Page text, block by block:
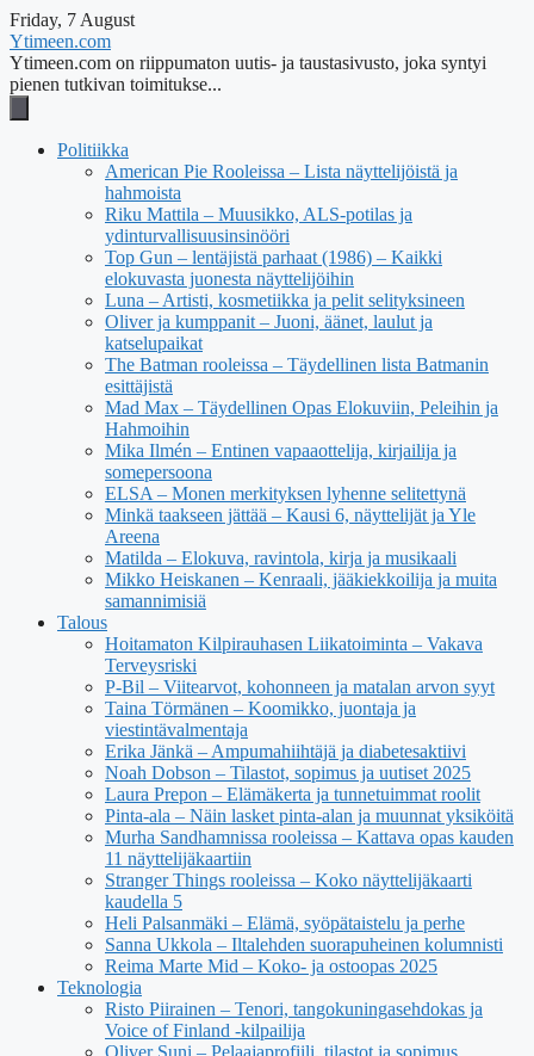
Friday, 7 August
Ytimeen.com
Ytimeen.com on riippumaton uutis- ja taustasivusto, joka syntyi
pienen tutkivan toimitukse...
Politiikka
American Pie Rooleissa – Lista näyttelijöistä ja
hahmoista
Riku Mattila – Muusikko, ALS-potilas ja
ydinturvallisuusinsinööri
Top Gun – lentäjistä parhaat (1986) – Kaikki
elokuvasta juonesta näyttelijöihin
Luna – Artisti, kosmetiikka ja pelit selityksineen
Oliver ja kumppanit – Juoni, äänet, laulut ja
katselupaikat
The Batman rooleissa – Täydellinen lista Batmanin
esittäjistä
Mad Max – Täydellinen Opas Elokuviin, Peleihin ja
Hahmoihin
Mika Ilmén – Entinen vapaaottelija, kirjailija ja
somepersoona
ELSA – Monen merkityksen lyhenne selitettynä
Minkä taakseen jättää – Kausi 6, näyttelijät ja Yle
Areena
Matilda – Elokuva, ravintola, kirja ja musikaali
Mikko Heiskanen – Kenraali, jääkiekkoilija ja muita
samannimisiä
Talous
Hoitamaton Kilpirauhasen Liikatoiminta – Vakava
Terveysriski
P-Bil – Viitearvot, kohonneen ja matalan arvon syyt
Taina Törmänen – Koomikko, juontaja ja
viestintävalmentaja
Erika Jänkä – Ampumahiihtäjä ja diabetesaktiivi
Noah Dobson – Tilastot, sopimus ja uutiset 2025
Laura Prepon – Elämäkerta ja tunnetuimmat roolit
Pinta-ala – Näin lasket pinta-alan ja muunnat yksiköitä
Murha Sandhamnissa rooleissa – Kattava opas kauden
11 näyttelijäkaartiin
Stranger Things rooleissa – Koko näyttelijäkaarti
kaudella 5
Heli Palsanmäki – Elämä, syöpätaistelu ja perhe
Sanna Ukkola – Iltalehden suorapuheinen kolumnisti
Reima Marte Mid – Koko- ja ostoopas 2025
Teknologia
Risto Piirainen – Tenori, tangokuningasehdokas ja
Voice of Finland -kilpailija
Oliver Suni – Pelaajaprofiili, tilastot ja sopimus